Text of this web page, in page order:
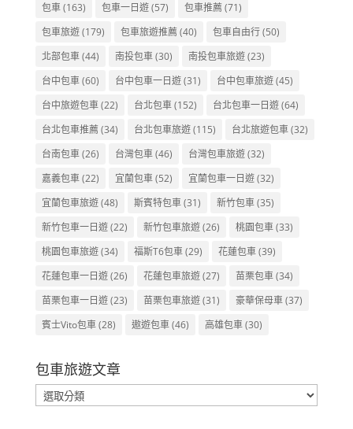
包車(163) 包車一日遊(57) 包車推薦(71)
包車旅遊(179) 包車旅遊推薦(40) 包車自由行(50)
北部包車(44) 南投包車(30) 南投包車旅遊(23)
台中包車(60) 台中包車一日遊(31) 台中包車旅遊(45)
台中旅遊包車(22) 台北包車(152) 台北包車一日遊(64)
台北包車推薦(34) 台北包車旅遊(115) 台北旅遊包車(32)
台南包車(26) 台灣包車(46) 台灣包車旅遊(32)
嘉義包車(22) 宜蘭包車(52) 宜蘭包車一日遊(32)
宜蘭包車旅遊(48) 斯賓特包車(31) 新竹包車(35)
新竹包車一日遊(22) 新竹包車旅遊(26) 桃園包車(33)
桃園包車旅遊(34) 福斯T6包車(29) 花蓮包車(39)
花蓮包車一日遊(26) 花蓮包車旅遊(27) 苗栗包車(34)
苗栗包車一日遊(23) 苗栗包車旅遊(31) 豪華保母車(37)
賓士Vito包車(28) 遨遊包車(46) 高雄包車(30)
包車旅遊文章
包
車